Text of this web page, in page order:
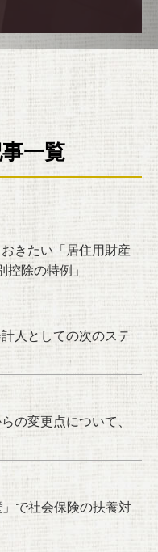
一覧
きたい「居住用財産
除の特例」
人としての次のステ
の変更点について、
で社会保険の扶養対